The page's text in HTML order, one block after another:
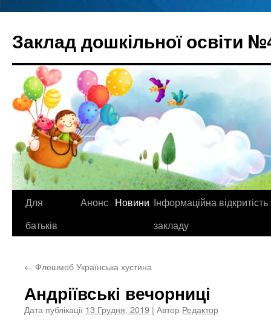
вмісту
Заклад дошкільної освіти
Для
батьків
Анонс Новини Інформаційна відкритість
закладу
← Флешмоб Українська хустина
Андріївські вечорниці
Дата публікації 13 Грудня, 2019 | Автор Редактор